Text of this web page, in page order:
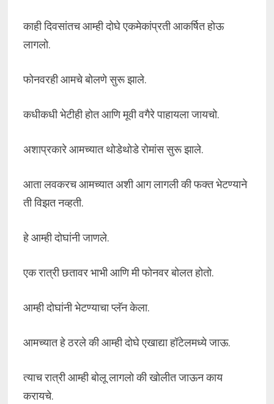
काही दिवसांतच आम्ही दोघे एकमेकांप्रती आकर्षित होऊ
लागलो.
फोनवरही आमचे बोलणे सुरू झाले.
कधीकधी भेटीही होत आणि मूवी वगैरे पाहायला जायचो.
अशाप्रकारे आमच्यात थोडेथोडे रोमांस सुरू झाले.
आता लवकरच आमच्यात अशी आग लागली की फक्त भेटण्याने
ती विझत नव्हती.
हे आम्ही दोघांनी जाणले.
एक रात्री छतावर भाभी आणि मी फोनवर बोलत होतो.
आम्ही दोघांनी भेटण्याचा प्लॅन केला.
आमच्यात हे ठरले की आम्ही दोघे एखाद्या हॉटेलमध्ये जाऊ.
त्याच रात्री आम्ही बोलू लागलो की खोलीत जाऊन काय
करायचे.